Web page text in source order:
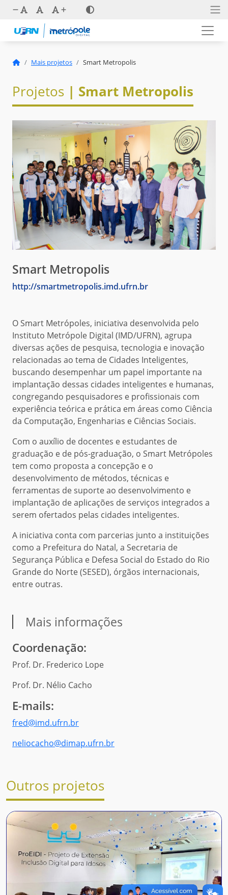
Mais projetos Smart Metropolis
Projetos | Smart Metropolis
Smart Metropolis
http://smartmetropolis.imd.ufrn.br
O Smart Metrópoles, iniciativa desenvolvida pelo
Instituto Metrópole Digital (IMD/UFRN), agrupa
diversas ações de pesquisa, tecnologia e inovação
relacionadas ao tema de Cidades Inteligentes,
buscando desempenhar um papel importante na
implantação dessas cidades inteligentes e humanas,
congregando pesquisadores e profissionais com
experiência teórica e prática em áreas como Ciência
da Computação, Engenharias e Ciências Sociais.
Com o auxílio de docentes e estudantes de
graduação e de pós-graduação, o Smart Metrópoles
tem como proposta a concepção e o
desenvolvimento de métodos, técnicas e
ferramentas de suporte ao desenvolvimento e
implantação de aplicações de serviços integrados a
serem ofertados pelas cidades inteligentes.
A iniciativa conta com parcerias junto a instituições
como a Prefeitura do Natal, a Secretaria de
Segurança Pública e Defesa Social do Estado do Rio
Grande do Norte (SESED), órgãos internacionais,
entre outras.
Mais informações
Coordenação:
Prof. Dr. Frederico Lope
Prof. Dr. Nélio Cacho
E-mails:
fred@imd.ufrn.br
neliocacho@dimap.ufrn.br
Outros projetos